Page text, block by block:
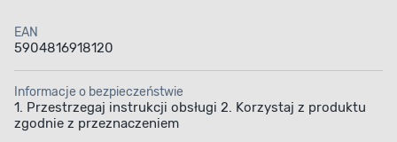
EAN
5904816918120
Informacje o bezpieczeństwie
1. Przestrzegaj instrukcji obsługi 2. Korzystaj z produktu
zgodnie z przeznaczeniem